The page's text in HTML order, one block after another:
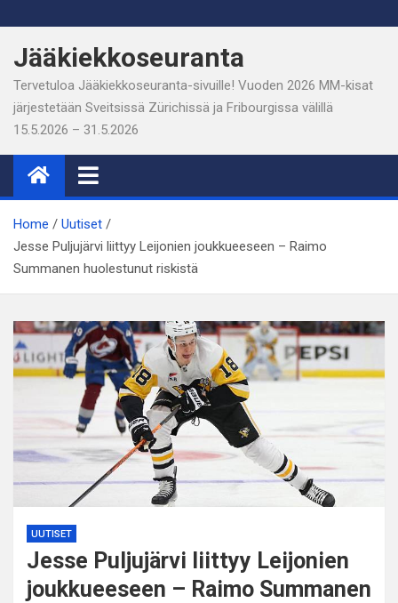
to
content
Jääkiekkoseuranta
Tervetuloa Jääkiekkoseuranta-sivuille! Vuoden 2026 MM-kisat
järjestetään Sveitsissä Zürichissä ja Fribourgissa välillä
15.5.2026 – 31.5.2026
Home
Uutiset
Jesse Puljujärvi liittyy Leijonien joukkueeseen – Raimo
Summanen huolestunut riskistä
UUTISET
Jesse Puljujärvi liittyy Leijonien
joukkueeseen – Raimo Summanen